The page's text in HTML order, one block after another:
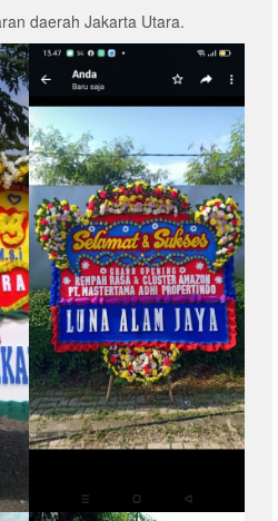
daerah Jakarta Utara.